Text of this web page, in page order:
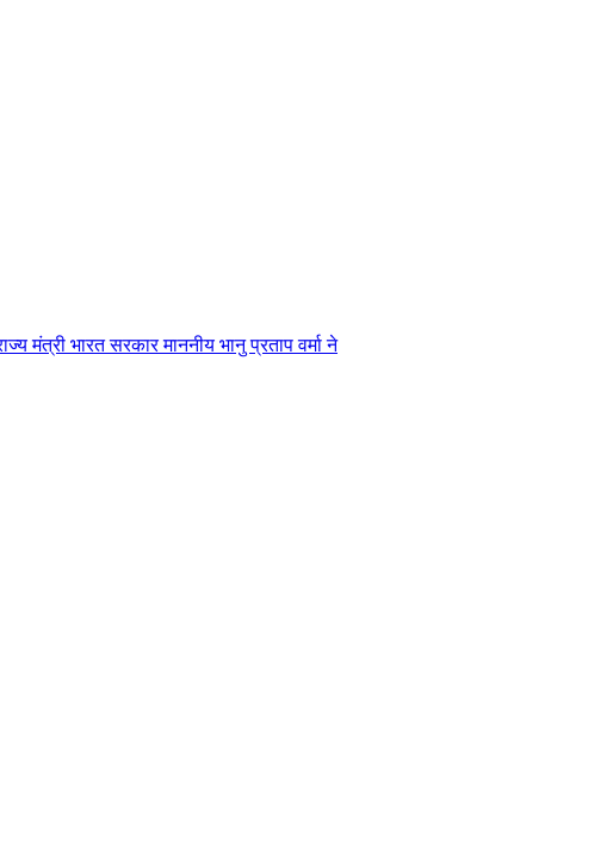
मंत्री भारत सरकार माननीय भानु प्रताप वर्मा ने